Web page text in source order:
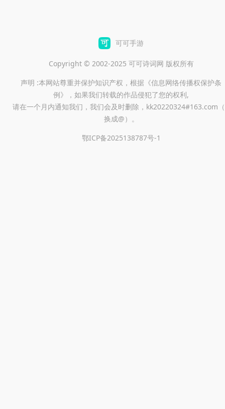
可可手游
Copyright © 2002-2025 可可诗词网 版权所有
声明 :本网站尊重并保护知识产权，根据《信息网络传播权保护条
例》，如果我们转载的作品侵犯了您的权利,
请在一个月内通知我们，我们会及时删除，kk20220324#163.com
换成@）。
鄂ICP备2025138787号-1